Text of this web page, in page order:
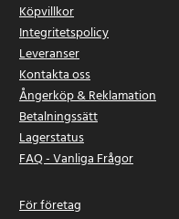
Köpvillkor
Integritetspolicy
Leveranser
Kontakta oss
Ångerköp & Reklamation
Betalningssätt
Lagerstatus
FAQ - Vanliga Frågor
För företag